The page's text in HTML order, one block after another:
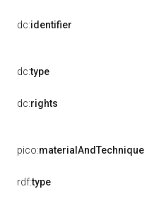
dc:identifier
dc:type
dc:rights
pico:materialAndTechnique
rdf:type